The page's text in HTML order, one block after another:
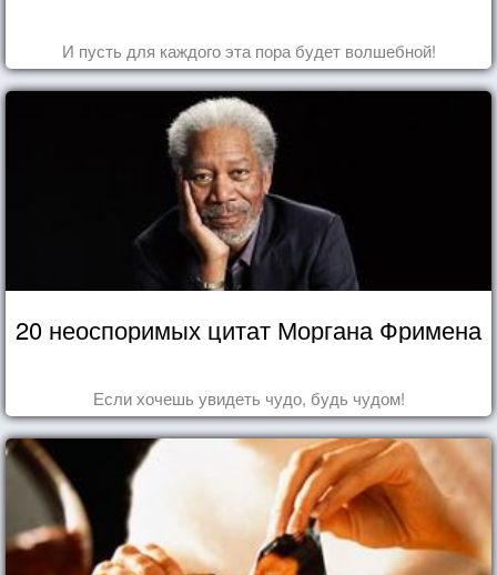
И пусть для каждого эта пора будет волшебной!
20 неоспоримых цитат Моргана Фримена
Если хочешь увидеть чудо, будь чудом!